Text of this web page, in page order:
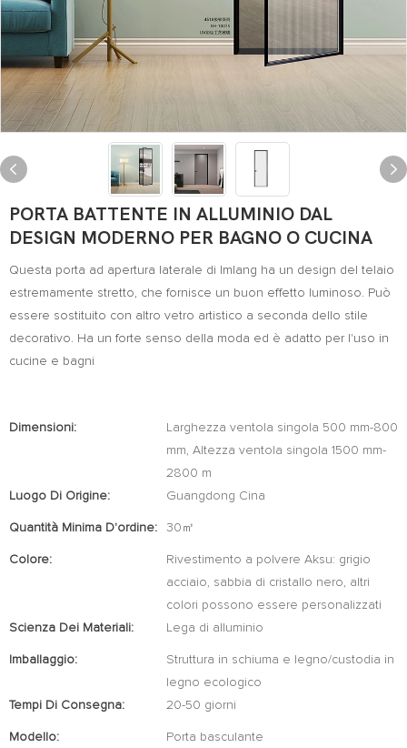
PORTA BATTENTE IN ALLUMINIO DAL
DESIGN MODERNO PER BAGNO O CUCINA
Questa porta ad apertura laterale di Imlang ha un design del telaio
estremamente stretto, che fornisce un buon effetto luminoso. Può
essere sostituito con altro vetro artistico a seconda dello stile
decorativo. Ha un forte senso della moda ed è adatto per l'uso in
cucine e bagni
Dimensioni:
Larghezza ventola singola 500 mm-800
mm, Altezza ventola singola 1500 mm-
2800 m
Luogo Di Origine:
Guangdong Cina
Quantità Minima D'ordine: 30㎡
Colore:
Rivestimento a polvere Aksu: grigio
acciaio, sabbia di cristallo nero, altri
colori possono essere personalizzati
Scienza Dei Materiali:
Lega di alluminio
Imballaggio:
Struttura in schiuma e legno/custodia in
legno ecologico
Tempi Di Consegna:
20-50 giorni
Modello: Porta basculante